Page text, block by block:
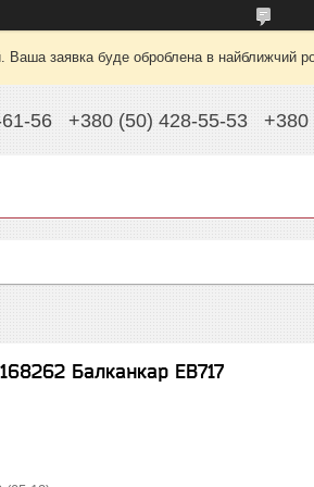
Ваша заявка буде оброблена в найближчий
56 +380 (50) 428-55-53 +380
Балканкар ЕВ717